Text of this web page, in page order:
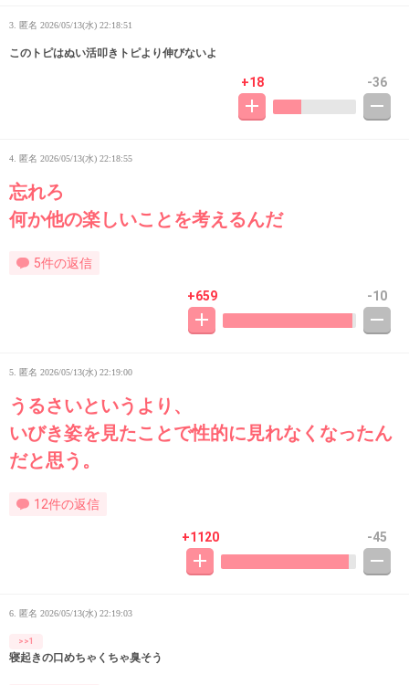
3. 匿名 2026/05/13(水) 22:18:51
このトピはぬい活叩きトピより伸びないよ
+18 -36
4. 匿名 2026/05/13(水) 22:18:55
忘れろ
何か他の楽しいことを考えるんだ
5件の返信
+659 -10
5. 匿名 2026/05/13(水) 22:19:00
うるさいというより、
いびき姿を見たことで性的に見れなくなったん
だと思う。
12件の返信
+1120 -45
6. 匿名 2026/05/13(水) 22:19:03
>>1
寝起きの口めちゃくちゃ臭そう